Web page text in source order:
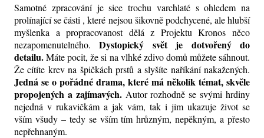
Samotné zpracování je sice trochu varchlaté s ohledem na
prolínající se části , které nejsou šikovně podchycené, ale hlubší
myšlenka a propracovanost dělá z Projektu Kronos něco
nezapomenutelného.Dystopický svět je dotvořený do
detailu.Máte pocit, že si na vlhké zdivo domů můžete sáhnout.
Že cítíte krev na špičkách prstů a slyšíte naříkání nakažených.
Jedná se o pořádné drama, které má několik témat, skvěle
propojených a zajímavých.Autor rozhodně se svými hrdiny
nejedná v rukavičkám a jak vám, tak i jim ukazuje život se
vším všudy – tedy se vším tím hrůzným, nepěkným, a přesto
nepřehnaným.